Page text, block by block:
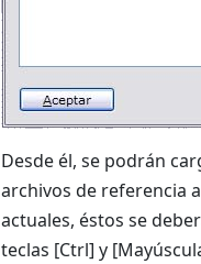
Desde él, se podrán
archivos de referencia
actuales, éstos se
teclas [Ctrl] y